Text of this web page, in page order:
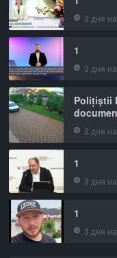
3 дня
1
3 дня
Polițiștii
3 дня
1
3 дня
1
3 дня